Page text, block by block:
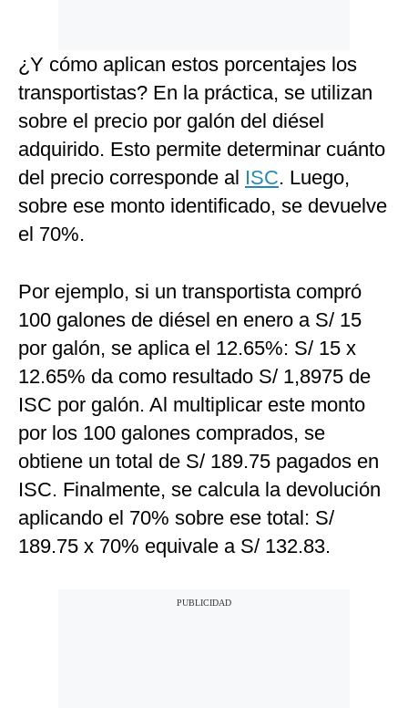
¿Y cómo aplican estos porcentajes los
transportistas? En la práctica, se utilizan
sobre el precio por galón del diésel
adquirido. Esto permite determinar cuánto
del precio corresponde al ISC. Luego,
sobre ese monto identificado, se devuelve
el 70%.
Por ejemplo, si un transportista compró
100 galones de diésel en enero a S/ 15
por galón, se aplica el 12.65%: S/ 15 x
12.65% da como resultado S/ 1,8975 de
ISC por galón. Al multiplicar este monto
por los 100 galones comprados, se
obtiene un total de S/ 189.75 pagados en
ISC. Finalmente, se calcula la devolución
aplicando el 70% sobre ese total: S/
189.75 x 70% equivale a S/ 132.83.